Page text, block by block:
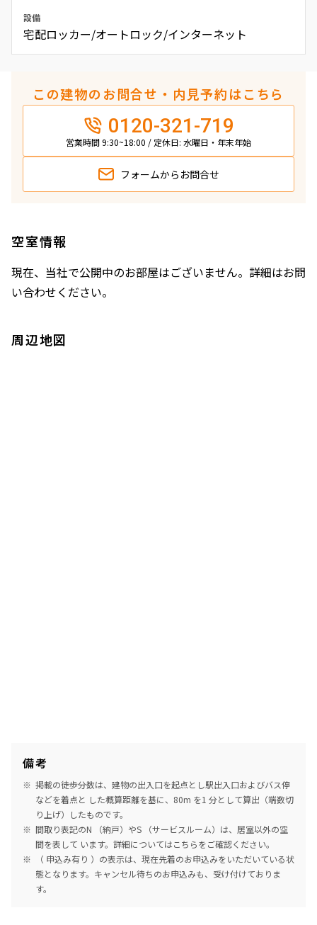
設備
宅配ロッカー/オートロック/インターネット
この建物のお問合せ・内見予約はこちら
0120-321-719
営業時間 9:30~18:00 / 定休日: 水曜日・年末年始
フォームから お問合せ
空室情報
現在、当社で公開中のお部屋はございません。詳細はお問
い合わせください。
周辺地図
備考
掲載の徒歩分数は、建物の出入口を起点とし駅出入口およびバス停
などを着点と した概算距離を基に、80m を1 分として算出（端数切
り上げ）したものです。
間取り表記のN （納戸）やS （サービスルーム）は、居室以外の空
間を表して います。詳細についてはこちらをご確認ください。
（ 申込み有り ）の表示は、現在先着のお申込みをいただいている状
態となります。キャンセル待ちのお申込みも、受け付けておりま
す。